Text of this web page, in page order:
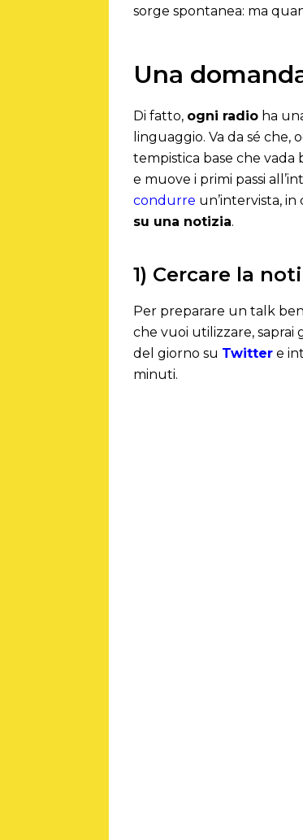
sorge spontanea: ma
Una
Di fatto, ogni radio ha
linguaggio. Va da sé
tempistica base che vada
e muove i primi passi
condurre un’intervista,
su una notizia.
1) Cercare la
Per preparare un talk
che vuoi utilizzare, saprai
del giorno su Twitter e
minuti.